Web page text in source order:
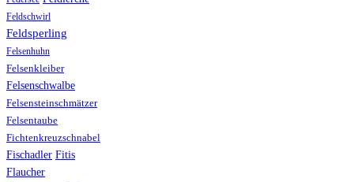
Feldschwirl
Feldsperling
Felsenhuhn
Felsenkleiber
Felsenschwalbe
Felsensteinschmätzer
Felsentaube
Fichtenkreuzschnabel
Fischadler Fitis
Flaucher